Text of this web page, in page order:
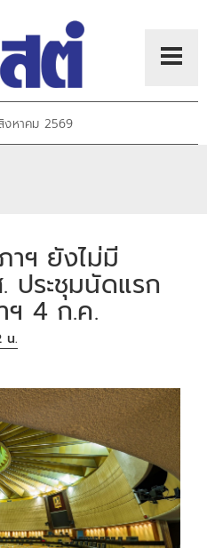
งหาคม 2569
าฯ ยังไม่มี
ประชุมนัดแรก
ฯ 4 ก.ค.
น.